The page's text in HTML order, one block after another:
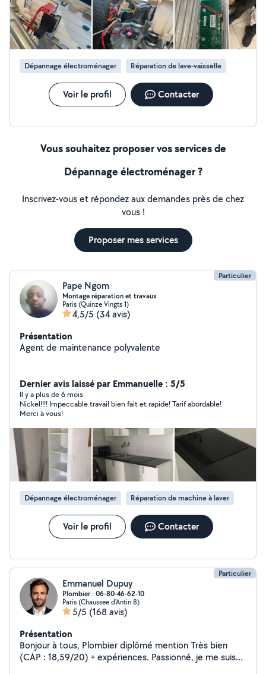
des services de qualité pour vous garantir une
expérience satisfaisante. N'hésitez pas à me contacter
si vous avez besoin de mes services. Je vous remercie
de votre temps et j'ai hâte de pouvoir vous aider à
l'avenir. Des tarif abordables entre 50 et 70 euros selon
difficulté et distance N'hésitez pas à me contacter si je
ne réponds pas en privé Aux 06-95-53-89-64
Dépannage électroménager Réparation de lave-vaisselle
Voir le profil Contacter
Vous souhaitez proposer vos services de
Dépannage électroménager ?
Inscrivez-vous et répondez aux demandes près de chez
vous !
Proposer mes services
Particulier
Pape Ngom
Montage réparation et travaux
Paris (Quinze Vingts 1)
4,5/5 (34 avis)
Présentation
Agent de maintenance polyvalente
Dernier avis laissé par Emmanuelle : 5/5
Il y a plus de 6 mois
Nickel!!!! Impeccable travail bien fait et rapide! Tarif abordable!
Merci à vous!
Dépannage électroménager Réparation de machine à laver
Voir le profil Contacter
Particulier
Emmanuel Dupuy
Plombier : 06-80-46-62-10
Paris (Chaussee d'Antin 8)
5/5 (168 avis)
Présentation
Bonjour à tous, Plombier diplômé mention Très bien
(CAP : 18,59/20) + expériences. Passionné, je me suis